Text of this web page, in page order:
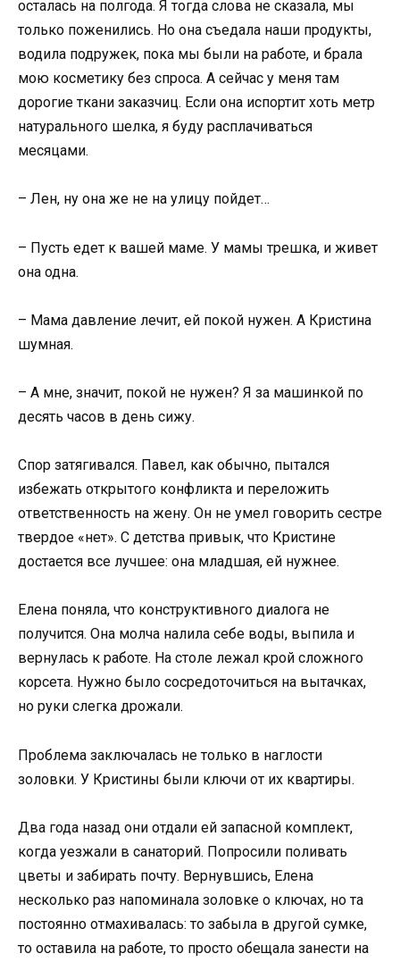
осталась на полгода. Я тогда слова не сказала, мы
только поженились. Но она съедала наши продукты,
водила подружек, пока мы были на работе, и брала
мою косметику без спроса. А сейчас у меня там
дорогие ткани заказчиц. Если она испортит хоть метр
натурального шелка, я буду расплачиваться
месяцами.
– Лен, ну она же не на улицу пойдет…
– Пусть едет к вашей маме. У мамы трешка, и живет
она одна.
– Мама давление лечит, ей покой нужен. А Кристина
шумная.
– А мне, значит, покой не нужен? Я за машинкой по
десять часов в день сижу.
Спор затягивался. Павел, как обычно, пытался
избежать открытого конфликта и переложить
ответственность на жену. Он не умел говорить сестре
твердое «нет». С детства привык, что Кристине
достается все лучшее: она младшая, ей нужнее.
Елена поняла, что конструктивного диалога не
получится. Она молча налила себе воды, выпила и
вернулась к работе. На столе лежал крой сложного
корсета. Нужно было сосредоточиться на вытачках,
но руки слегка дрожали.
Проблема заключалась не только в наглости
золовки. У Кристины были ключи от их квартиры.
Два года назад они отдали ей запасной комплект,
когда уезжали в санаторий. Попросили поливать
цветы и забирать почту. Вернувшись, Елена
несколько раз напоминала золовке о ключах, но та
постоянно отмахивалась: то забыла в другой сумке,
то оставила на работе, то просто обещала занести на